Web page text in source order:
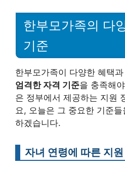
한부모가족의 다
기준
한부모가족이 다양한 혜택
엄격한 자격 기준을 충족해
은 정부에서 제공하는 지원
요, 오늘은 그 중요한 기준
하겠습니다.
자녀 연령에 따른 지원